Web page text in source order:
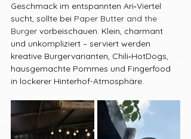
Geschmack im entspannten Ari‑Viertel
sucht, sollte bei Paper Butter and the
Burger vorbeischauen. Klein, charmant
und unkompliziert – serviert werden
kreative Burgervarianten, Chili‑HotDogs,
hausgemachte Pommes und Fingerfood
in lockerer Hinterhof-Atmosphäre.